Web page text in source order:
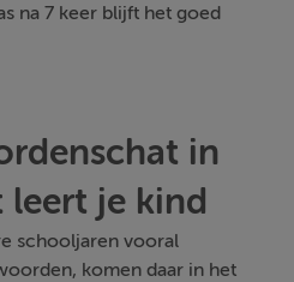
na 7 keer blijft het goed
in
leert je kind
schooljaren vooral
komen daar in het